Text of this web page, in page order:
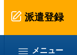
アスタッフィ
派遣登録
メニュー